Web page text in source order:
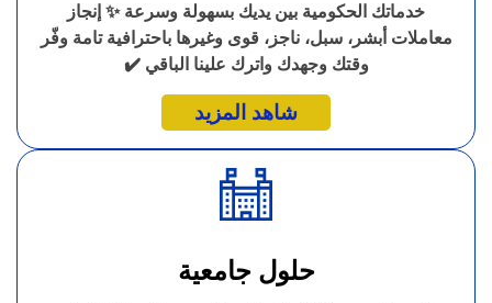
خدماتك الحكومية بين يديك بسهولة وسرعة ✨ إنجاز
معاملات أبشر، سبل، ناجز، قوى وغيرها باحترافية تامة وفّر
وقتك وجهدك واترك علينا الباقي ✔️
شاهد المزيد
حلول جامعية